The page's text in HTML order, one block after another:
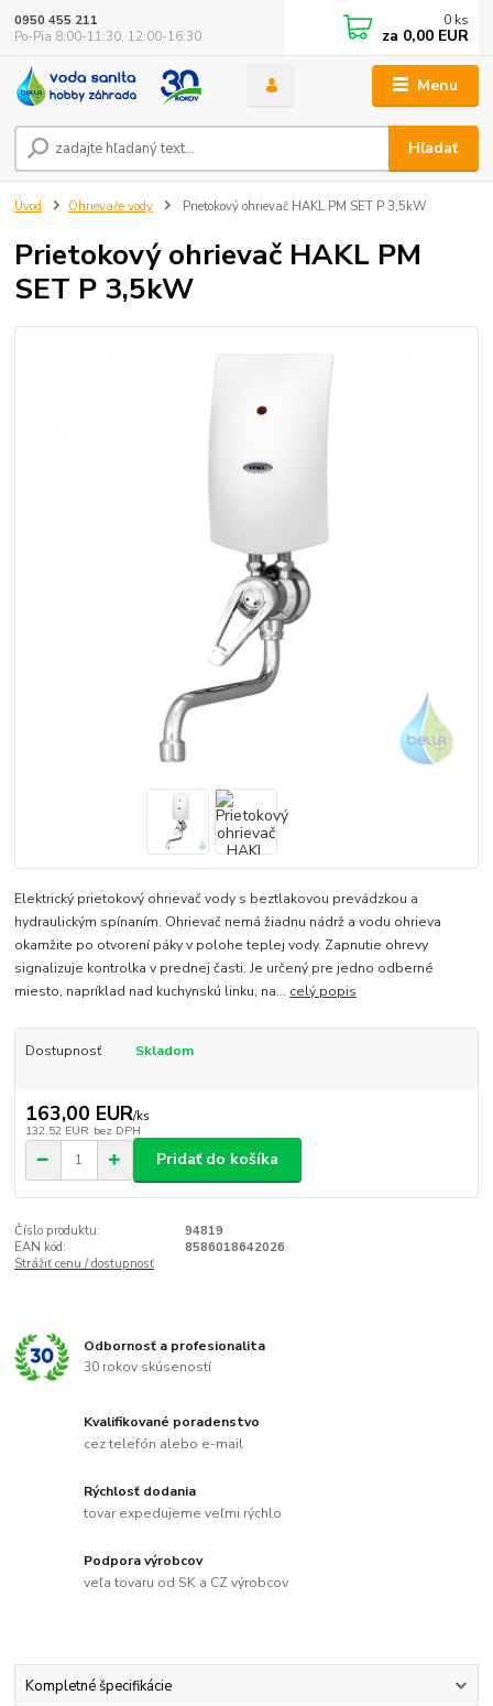
Menu
Hľadať
0950 455 211
Po-Pia 8:00-11:30, 12:00-16:30
0 ks
za 0,00 EUR
Úvod Ohrievače vody Prietokový ohrievač HAKL PM SET P 3,5kW
Prietokový ohrievač HAKL PM
SET P 3,5kW
Elektrický prietokový ohrievač vody s beztlakovou prevádzkou a
hydraulickým spínaním. Ohrievač nemá žiadnu nádrž a vodu ohrieva
okamžite po otvorení páky v polohe teplej vody. Zapnutie ohrevy
signalizuje kontrolka v prednej časti. Je určený pre jedno odberné
miesto, napríklad nad kuchynskú linku, na... celý popis
Dostupnosť Skladom
163,00 EUR/ks
132,52 EUR bez DPH
Pridať do košíka
Číslo produktu:
94819
EAN kód:
8586018642026
Strážiť cenu / dostupnosť
Odbornosť a profesionalita
30 rokov skúseností
Kvalifikované poradenstvo
cez telefón alebo e-mail
Rýchlosť dodania
tovar expedujeme veľmi rýchlo
Podpora výrobcov
veľa tovaru od SK a CZ výrobcov
Kompletné špecifikácie